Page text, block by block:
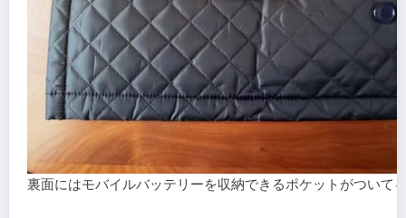
裏面にはモバイルバッテリーを収納できるポケットがついて